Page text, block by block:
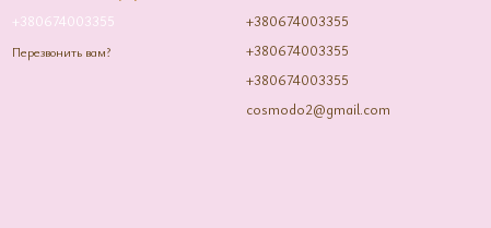
+380674003355
Перезвонить вам?
+380674003355
+380674003355
+380674003355
cosmodo2@gmail.com